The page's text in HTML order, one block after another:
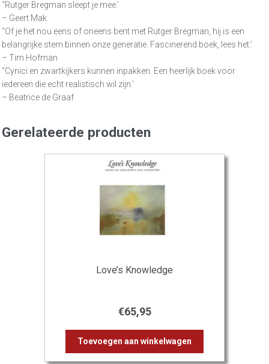
“Rutger Bregman sleept je mee.’
– Geert Mak
“Of je het nou eens of oneens bent met Rutger Bregman, hij is een
belangrijke stem binnen onze generatie. Fascinerend boek, lees het.’
– Tim Hofman
“Cynici en zwartkijkers kunnen inpakken. Een heerlijk boek voor
iedereen die echt realistisch wil zijn.’
– Beatrice de Graaf
Gerelateerde producten
Love’s Knowledge
€65,95
Toevoegen aan winkelwagen